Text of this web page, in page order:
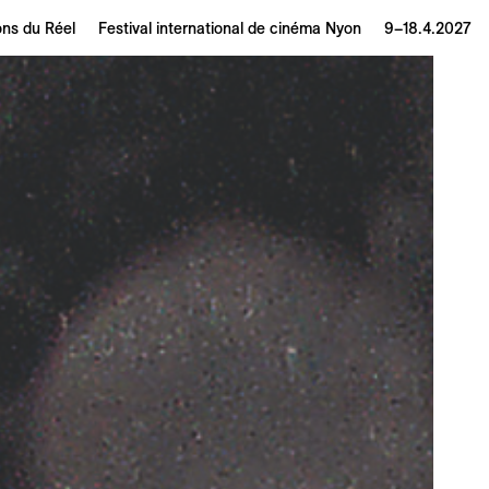
du Réel Festival international de cinéma Nyon 9–18.4.2027